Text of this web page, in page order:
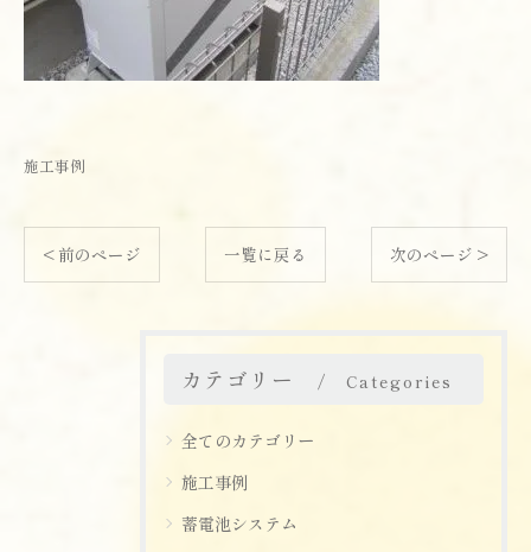
施工事例
< 前のページ 一覧に戻る 次のページ >
カテゴリー Categories
全てのカテゴリー
施工事例
蓄電池システム